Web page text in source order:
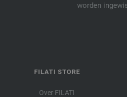
worden
FILATI STORE
Over FILATI